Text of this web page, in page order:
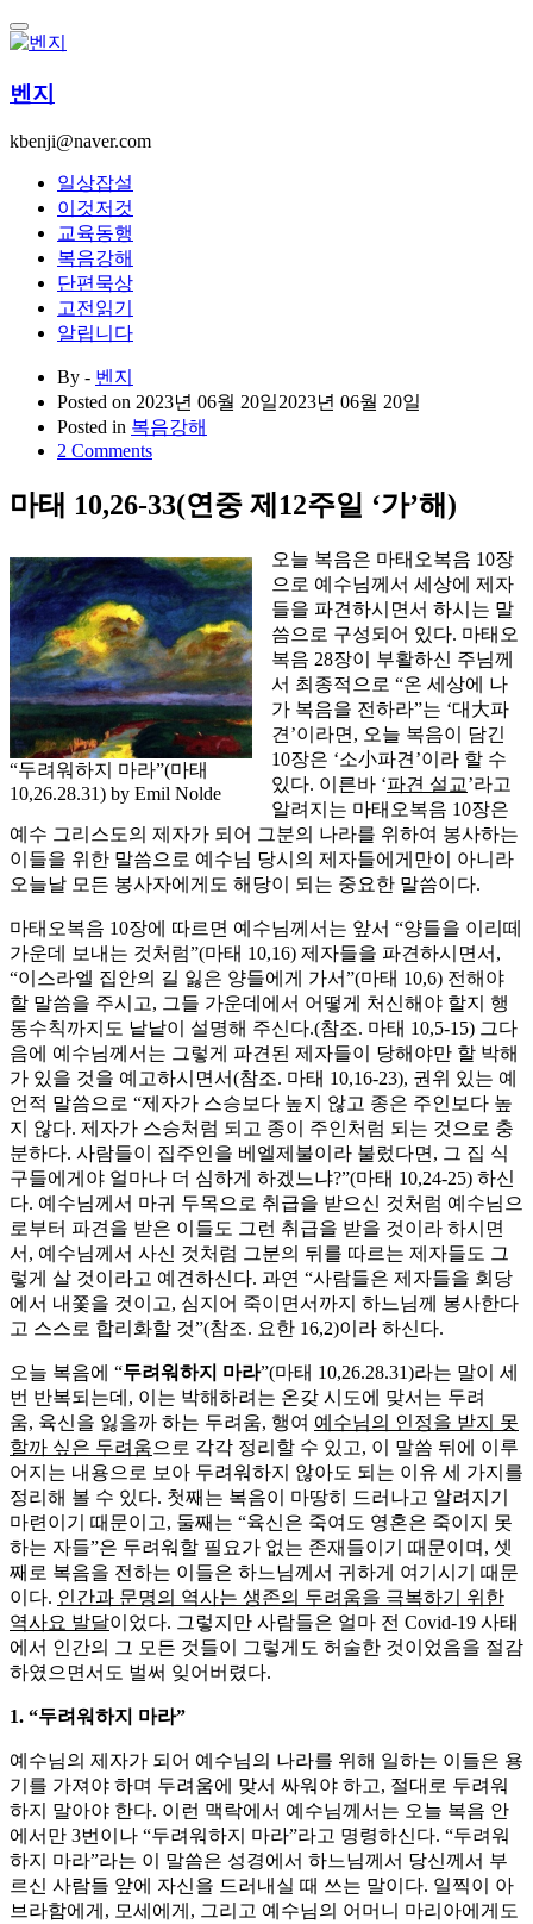
콘
텐
로
너
벤지
kbenji@naver.com
일상잡설
이것저것
교육동행
복음강해
단편묵상
고전읽기
알립니다
By - 벤지
Posted on 2023년 06월 20일2023년 06월 20일
Posted in 복음강해
2 Comments
마태 10,26-33(연중 제12주일 ‘가’해)
“두려워하지 마라”(마태
10,26.28.31) by Emil Nolde
오늘 복음은 마태오복음 10장
으로 예수님께서 세상에 제자
들을 파견하시면서 하시는 말
씀으로 구성되어 있다. 마태오
복음 28장이 부활하신 주님께
서 최종적으로 “온 세상에 나
가 복음을 전하라”는 ‘대大파
견’이라면, 오늘 복음이 담긴
10장은 ‘소小파견’이라 할 수
있다. 이른바 ‘파견 설교’라고
알려지는 마태오복음 10장은
예수 그리스도의 제자가 되어 그분의 나라를 위하여 봉사하는
이들을 위한 말씀으로 예수님 당시의 제자들에게만이 아니라
오늘날 모든 봉사자에게도 해당이 되는 중요한 말씀이다.
마태오복음 10장에 따르면 예수님께서는 앞서 “양들을 이리떼
가운데 보내는 것처럼”(마태 10,16) 제자들을 파견하시면서,
“이스라엘 집안의 길 잃은 양들에게 가서”(마태 10,6) 전해야
할 말씀을 주시고, 그들 가운데에서 어떻게 처신해야 할지 행
동수칙까지도 낱낱이 설명해 주신다.(참조. 마태 10,5-15) 그다
음에 예수님께서는 그렇게 파견된 제자들이 당해야만 할 박해
가 있을 것을 예고하시면서(참조. 마태 10,16-23), 권위 있는 예
언적 말씀으로 “제자가 스승보다 높지 않고 종은 주인보다 높
지 않다. 제자가 스승처럼 되고 종이 주인처럼 되는 것으로 충
분하다. 사람들이 집주인을 베엘제불이라 불렀다면, 그 집 식
구들에게야 얼마나 더 심하게 하겠느냐?”(마태 10,24-25) 하신
다. 예수님께서 마귀 두목으로 취급을 받으신 것처럼 예수님으
로부터 파견을 받은 이들도 그런 취급을 받을 것이라 하시면
서, 예수님께서 사신 것처럼 그분의 뒤를 따르는 제자들도 그
렇게 살 것이라고 예견하신다. 과연 “사람들은 제자들을 회당
에서 내쫓을 것이고, 심지어 죽이면서까지 하느님께 봉사한다
고 스스로 합리화할 것”(참조. 요한 16,2)이라 하신다.
오늘 복음에 “두려워하지 마라”(마태 10,26.28.31)라는 말이 세
번 반복되는데, 이는 박해하려는 온갖 시도에 맞서는 두려
움, 육신을 잃을까 하는 두려움, 행여 예수님의 인정을 받지 못
할까 싶은 두려움으로 각각 정리할 수 있고, 이 말씀 뒤에 이루
어지는 내용으로 보아 두려워하지 않아도 되는 이유 세 가지를
정리해 볼 수 있다. 첫째는 복음이 마땅히 드러나고 알려지기
마련이기 때문이고, 둘째는 “육신은 죽여도 영혼은 죽이지 못
하는 자들”은 두려워할 필요가 없는 존재들이기 때문이며, 셋
째로 복음을 전하는 이들은 하느님께서 귀하게 여기시기 때문
이다. 인간과 문명의 역사는 생존의 두려움을 극복하기 위한
역사요 발달이었다. 그렇지만 사람들은 얼마 전 Covid-19 사태
에서 인간의 그 모든 것들이 그렇게도 허술한 것이었음을 절감
하였으면서도 벌써 잊어버렸다.
1. “두려워하지 마라”
예수님의 제자가 되어 예수님의 나라를 위해 일하는 이들은 용
기를 가져야 하며 두려움에 맞서 싸워야 하고, 절대로 두려워
하지 말아야 한다. 이런 맥락에서 예수님께서는 오늘 복음 안
에서만 3번이나 “두려워하지 마라”라고 명령하신다. “두려워
하지 마라”라는 이 말씀은 성경에서 하느님께서 당신께서 부
르신 사람들 앞에 자신을 드러내실 때 쓰는 말이다. 일찍이 아
브라함에게, 모세에게, 그리고 예수님의 어머니 마리아에게도